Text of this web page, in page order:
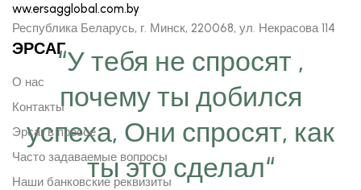
“У тебя не спросят ,
почему ты добился
успеха, Они спросят, как
ты это сделал“
ww.ersagglobal.com.by
Республика Беларусь, г. Минск, 220068, ул. Некрасова 114
ЭРСАГ
О нас
Контакты
Эрсаг в прессе
Часто задаваемые вопросы
Наши банковские реквизиты